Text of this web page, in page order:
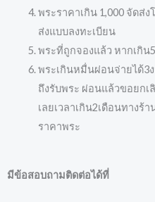
พระราคาเกิน 1,000 จัดส่
ส่งแบบลงทะเบียน
พระที่ถูกจองแล้ว หากเกิน
พระเกินหมื่นผ่อนจ่ายได้3
ถึงรับพระ ผ่อนแล้วขอยกเ
เลยเวลาเกิน2เดือนทางร้
ราคาพระ
มีข้อสอบถามติดต่อได้ที่